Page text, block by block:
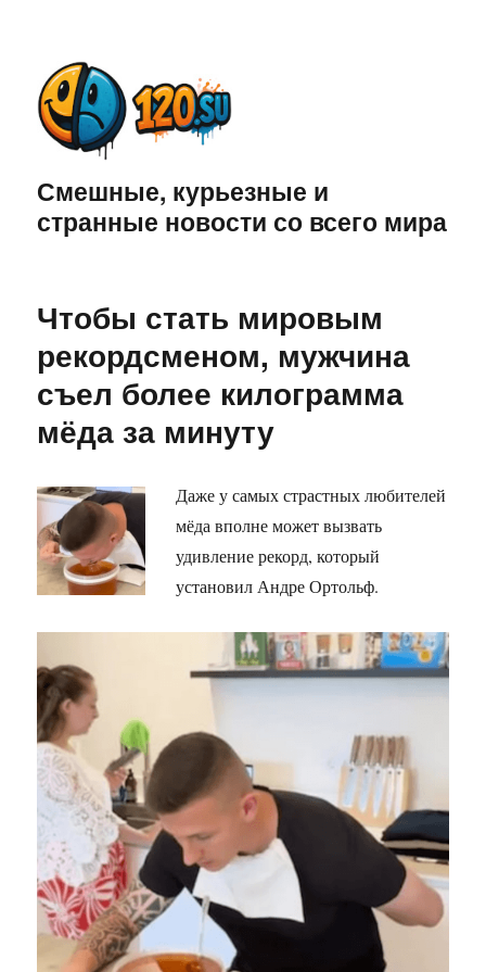
Смешные, курьезные и
странные новости со всего мира
Чтобы стать мировым
рекордсменом, мужчина
съел более килограмма
мёда за минуту
Даже у самых страстных любителей
мёда вполне может вызвать
удивление рекорд, который
установил Андре Ортольф.